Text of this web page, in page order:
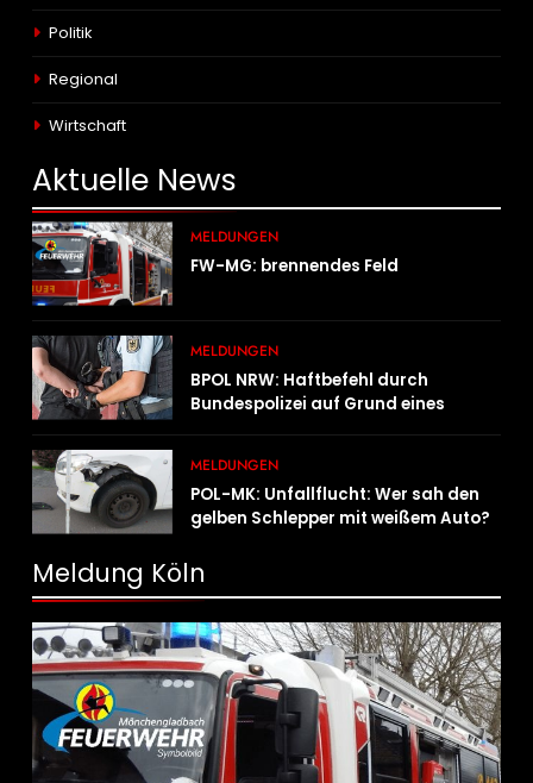
Politik
Regional
Wirtschaft
Aktuelle News
MELDUNGEN
FW-MG: brennendes Feld
MELDUNGEN
BPOL NRW: Haftbefehl durch
Bundespolizei auf Grund eines
MELDUNGEN
POL-MK: Unfallflucht: Wer sah den
gelben Schlepper mit weißem Auto?
Meldung Köln